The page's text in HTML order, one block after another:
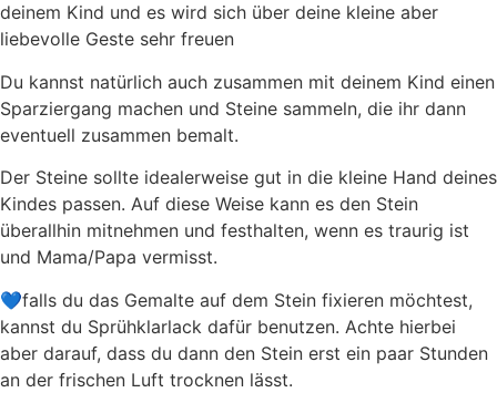
deinem Kind und es wird sich über deine kleine aber
liebevolle Geste sehr freuen
Du kannst natürlich auch zusammen mit deinem Kind einen
Sparziergang machen und Steine sammeln, die ihr dann
eventuell zusammen bemalt.
Der Steine sollte idealerweise gut in die kleine Hand deines
Kindes passen. Auf diese Weise kann es den Stein
überallhin mitnehmen und festhalten, wenn es traurig ist
und Mama/Papa vermisst.
💙falls du das Gemalte auf dem Stein fixieren möchtest,
kannst du Sprühklarlack dafür benutzen. Achte hierbei
aber darauf, dass du dann den Stein erst ein paar Stunden
an der frischen Luft trocknen lässt.